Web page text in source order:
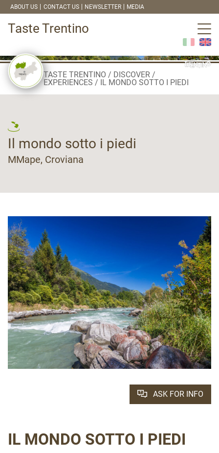
ABOUT US CONTACT US NEWSLETTER MEDIA
Taste Trentino
TASTE TRENTINO
DISCOVER
EXPERIENCES
IL MONDO SOTTO I PIEDI
Il mondo sotto i piedi
MMape, Croviana
ASK FOR INFO
IL MONDO SOTTO I PIEDI